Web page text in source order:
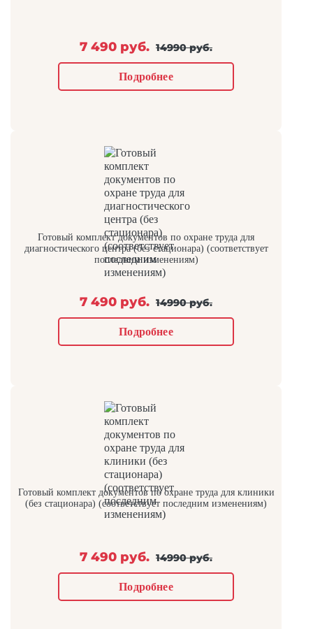
7 490 руб. 14990 руб.
Подробнее
Готовый комплект документов по охране труда для
диагностического центра (без стационара) (соответствует
последним изменениям)
7 490 руб. 14990 руб.
Подробнее
Готовый комплект документов по охране труда для клиники
(без стационара) (соответствует последним изменениям)
7 490 руб. 14990 руб.
Подробнее